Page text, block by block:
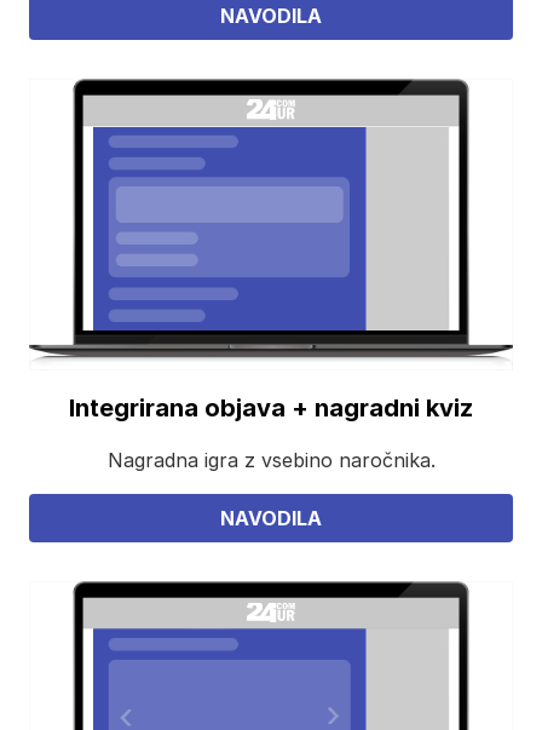
NAVODILA
Integrirana objava + nagradni kviz
Nagradna igra z vsebino naročnika.
NAVODILA